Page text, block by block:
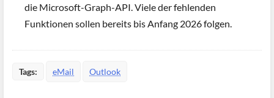
die Microsoft-Graph-API. Viele der fehlenden
Funktionen sollen bereits bis Anfang 2026 folgen.
Tags: eMail Outlook